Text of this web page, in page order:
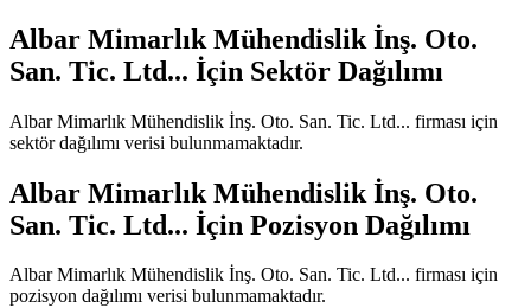
Albar Mimarlık Mühendislik İnş. Oto.
San. Tic. Ltd... İçin Sektör Dağılımı
Albar Mimarlık Mühendislik İnş. Oto. San. Tic. Ltd... firması için
sektör dağılımı verisi bulunmamaktadır.
Albar Mimarlık Mühendislik İnş. Oto.
San. Tic. Ltd... İçin Pozisyon Dağılımı
Albar Mimarlık Mühendislik İnş. Oto. San. Tic. Ltd... firması için
pozisyon dağılımı verisi bulunmamaktadır.